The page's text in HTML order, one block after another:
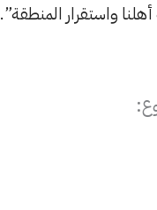
أهلنا واستقرار المنطقة”.